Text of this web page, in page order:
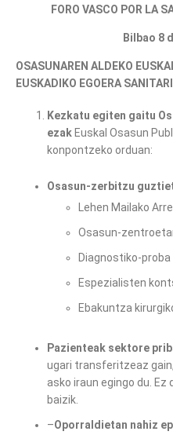
FORO VASCO POR LA
Bilbao 8
OSASUNAREN ALDEKO
EUSKADIKO EGOERA
Kezkatu egiten gaitu
ezak Euskal Osasun
konpontzeko orduan:
Osasun-zerbitzu
Lehen Mailako
Osasun-
Diagnostiko-
Espezialisten
Ebakuntza
Pazienteak sektore
ugari transferitzeaz
asko iraun egingo du.
baizik.
–Oporraldietan nahiz